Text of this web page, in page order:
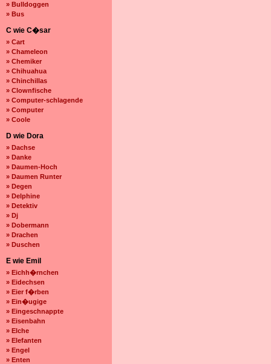
» Bulldoggen
» Bus
C wie C�sar
» Cart
» Chameleon
» Chemiker
» Chihuahua
» Chinchillas
» Clownfische
» Computer-schlagende
» Computer
» Coole
D wie Dora
» Dachse
» Danke
» Daumen-Hoch
» Daumen Runter
» Degen
» Delphine
» Detektiv
» Dj
» Dobermann
» Drachen
» Duschen
E wie Emil
» Eichh�rnchen
» Eidechsen
» Eier f�rben
» Ein�ugige
» Eingeschnappte
» Eisenbahn
» Elche
» Elefanten
» Engel
» Enten